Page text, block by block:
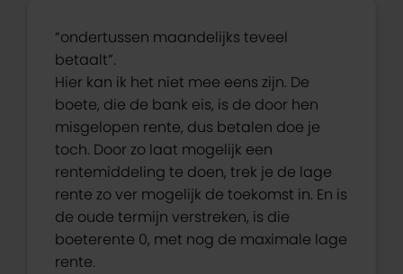
“ondertussen maandelijks teveel
betaalt”.
Hier kan ik het niet mee eens zijn. De
boete, die de bank eis, is de door hen
misgelopen rente, dus betalen doe je
toch. Door zo laat mogelijk een
rentemiddeling te doen, trek je de lage
rente zo ver mogelijk de toekomst in. En is
de oude termijn verstreken, is die
boeterente 0, met nog de maximale lage
rente.